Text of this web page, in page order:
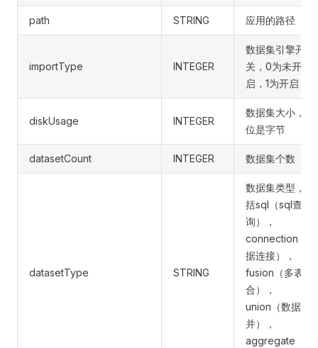
path STRING 应用的路径
importType INTEGER
数据集引擎开
关，0为未开
启，1为开启
diskUsage INTEGER
数据集大小，单
位是字节
datasetCount INTEGER 数据集个数
datasetType STRING
数据集类型，包
括sql（sql查
询），
connection（数
据连接），
fusion（多表联
合），
union（数据合
并），
aggregate（数